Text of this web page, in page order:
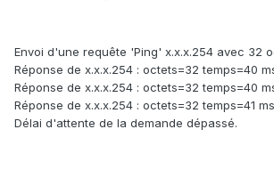
Envoi d'une requête 'Ping' x.x.x.254 avec 32
Réponse de x.x.x.254 : octets=32 temps=40
Réponse de x.x.x.254 : octets=32 temps=40
Réponse de x.x.x.254 : octets=32 temps=41
Délai d'attente de la demande dépassé.